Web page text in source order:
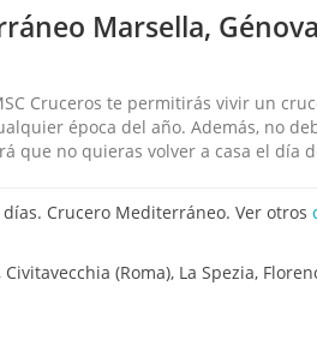
Marsella,
Cruceros te permitirás vivir un
época del año. Además, no
que no quieras volver a casa el
Crucero Mediterráneo. Ver otros
(Roma), La Spezia,